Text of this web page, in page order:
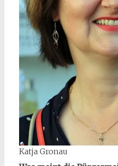
Katja Gronau